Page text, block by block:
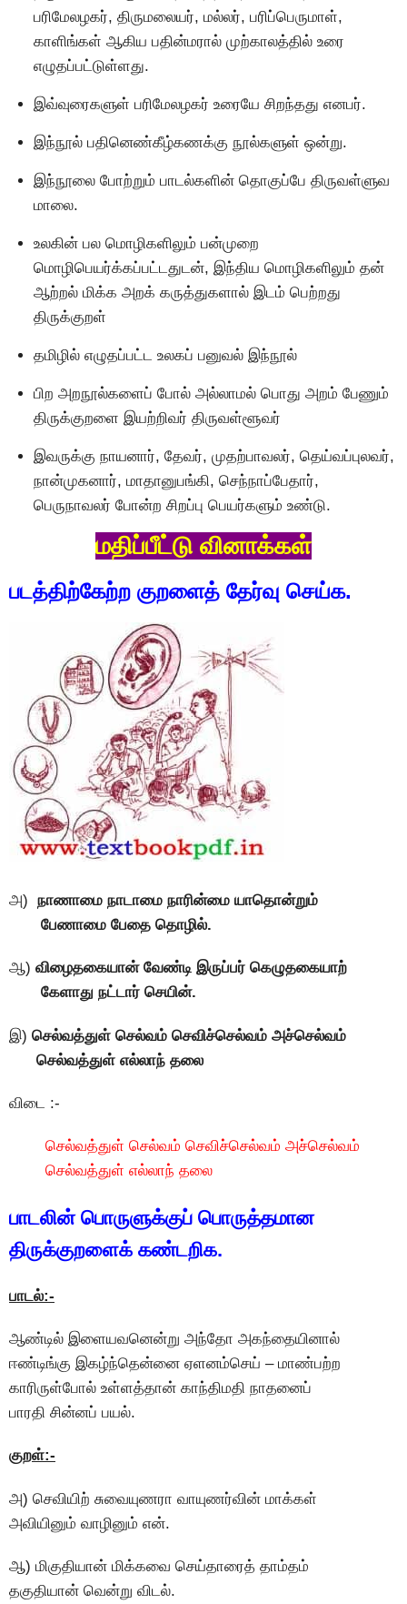
பரிமேலழகர், திருமலையர், மல்லர், பரிப்பெருமாள்,
காளிங்கள் ஆகிய பதின்மரால் முற்காலத்தில் உரை
எழுதப்பட்டுள்ளது.
இவ்வுரைகளுள் பரிமேலழகர் உரையே சிறந்தது எனபர்.
இந்நூல் பதினெண்கீழ்கணக்கு நூல்களுள் ஒன்று.
இந்நூலை போற்றும் பாடல்களின் தொகுப்பே திருவள்ளுவ
மாலை.
உலகின் பல மொழிகளிலும் பன்முறை
மொழிபெயர்க்கப்பட்டதுடன், இந்திய மொழிகளிலும் தன்
ஆற்றல் மிக்க அறக் கருத்துகளால் இடம் பெற்றது
திருக்குறள்
தமிழில் எழுதப்பட்ட உலகப் பனுவல் இந்நூல்
பிற அறநூல்களைப் போல் அல்லாமல் பொது அறம் பேணும்
திருக்குறளை இயற்றிவர் திருவள்ளூவர்
இவருக்கு நாயனார், தேவர், முதற்பாவலர், தெய்வப்புலவர்,
நான்முகனார், மாதானுபங்கி, செந்நாப்பேதார்,
பெருநாவலர் போன்ற சிறப்பு பெயர்களும் உண்டு.
மதிப்பீட்டு வினாக்கள்
படத்திற்கேற்ற குறளைத் தேர்வு செய்க.
அ) நாணாமை நாடாமை நாரின்மை யாதொன்றும்
பேணாமை பேதை தொழில்.
ஆ) விழைதகையான் வேண்டி இருப்பர் கெழுதகையாற்
கேளாது நட்டார் செயின்.
இ) செல்வத்துள் செல்வம் செவிச்செல்வம் அச்செல்வம்
செல்வத்துள் எல்லாந் தலை
விடை :-
செல்வத்துள் செல்வம் செவிச்செல்வம் அச்செல்வம்
செல்வத்துள் எல்லாந் தலை
பாடலின் பொருளுக்குப் பொருத்தமான
திருக்குறளைக் கண்டறிக.
பாடல்:-
ஆண்டில் இளையவனென்று அந்தோ அகந்தையினால்
ஈண்டிங்கு இகழ்ந்தென்னை ஏளனம்செய் – மாண்பற்ற
காரிருள்போல் உள்ளத்தான் காந்திமதி நாதனைப்
பாரதி சின்னப் பயல்.
குறள்:-
அ) செவியிற் சுவையுணரா வாயுணர்வின் மாக்கள்
அவியினும் வாழினும் என்.
ஆ) மிகுதியான் மிக்கவை செய்தாரைத் தாம்தம்
தகுதியான் வென்று விடல்.